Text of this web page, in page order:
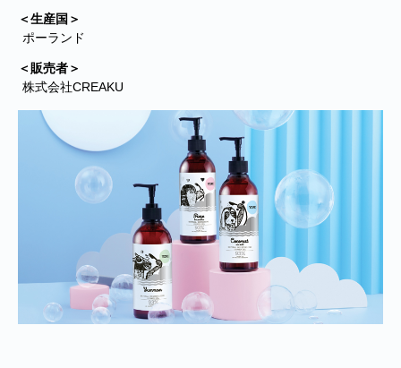
＜生産国＞
ポーランド
＜販売者＞
株式会社CREAKU
に覚えのない場合は、メールを開いたり、メール内のリンクをタッ
プしたり絶対にしないようご注意ください。なお、ご不明の場合
は、弊社またはヤマト運輸に直接お問い合わせください。〔 2024
年10月31日(木)〕
夏期休業日とさせていただきます。そのため、8月13日(火)14:00か
ら8月16日(金)14:00の間のご注文分の発送は、8月16日(金)となりま
す。ご了承のほどお願い申し上げます。
■Amaricoドッグフード グレインフリー成犬用（レッド）とグレイ
ンフリー成犬～シニア犬用（ゴールド）が新入荷しました。
ステイロイヤル グレインフリー ドッグフードが新たに追加入荷い
たしました。
輸送遅延のため入荷が遅れておりました。まことに申し訳ございま
せんでした。